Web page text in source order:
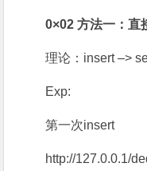
0×02 方法一：直
理论：insert –>
Exp:
第一次insert
http://127.0.0.1/